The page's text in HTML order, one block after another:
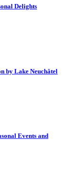
Delights
by Lake Neuchâtel
Events and